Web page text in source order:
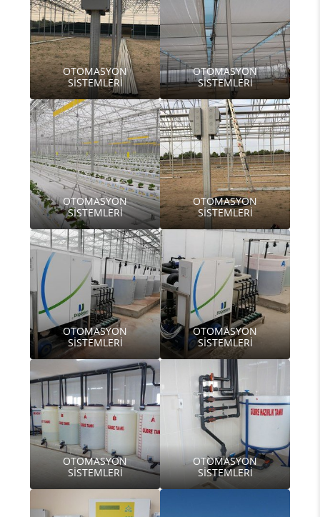
OTOMASYON
SİSTEMLERİ
OTOMASYON
SİSTEMLERİ
OTOMASYON
SİSTEMLERİ
OTOMASYON
SİSTEMLERİ
OTOMASYON
SİSTEMLERİ
OTOMASYON
SİSTEMLERİ
OTOMASYON
SİSTEMLERİ
OTOMASYON
SİSTEMLERİ